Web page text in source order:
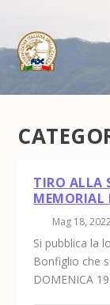
TIRO ALLA
MEMORIAL
Mag 18,
Si pubblica la
Bonfiglio che
DOMENICA